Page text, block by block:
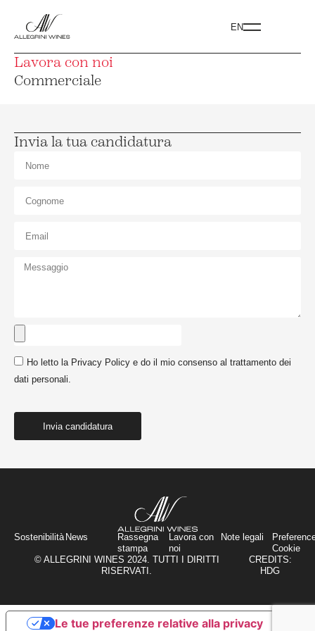
EN
Lavora con noi
Commerciale
Invia la tua candidatura
Ho letto la Privacy Policy e do il mio consenso al trattamento dei
dati personali.
Invia candidatura
Sostenibilità News
Rassegna
stampa
Lavora con
noi
Note legali
Cookie
© ALLEGRINI WINES 2024. TUTTI I DIRITTI
RISERVATI.
CREDITS:
HDG
Le tue preferenze relative alla privacy